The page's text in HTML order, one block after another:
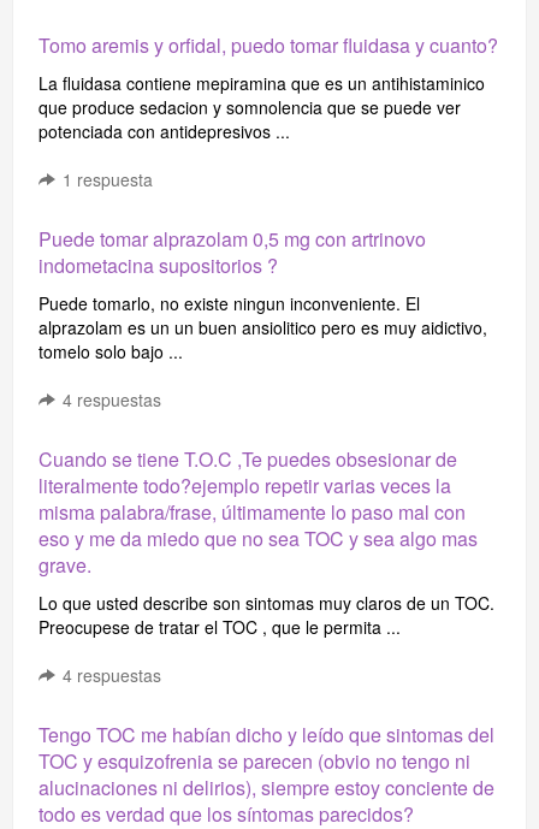
Tomo aremis y orfidal, puedo tomar fluidasa y cuanto?
La fluidasa contiene mepiramina que es un antihistaminico
que produce sedacion y somnolencia que se puede ver
potenciada con antidepresivos ...
1 respuesta
Puede tomar alprazolam 0,5 mg con artrinovo
indometacina supositorios ?
Puede tomarlo, no existe ningun inconveniente. El
alprazolam es un un buen ansiolitico pero es muy aidictivo,
tomelo solo bajo ...
4 respuestas
Cuando se tiene T.O.C ,Te puedes obsesionar de
literalmente todo?ejemplo repetir varias veces la
misma palabra/frase, últimamente lo paso mal con
eso y me da miedo que no sea TOC y sea algo mas
grave.
Lo que usted describe son sintomas muy claros de un TOC.
Preocupese de tratar el TOC , que le permita ...
4 respuestas
Tengo TOC me habían dicho y leído que sintomas del
TOC y esquizofrenia se parecen (obvio no tengo ni
alucinaciones ni delirios), siempre estoy conciente de
todo es verdad que los síntomas parecidos?